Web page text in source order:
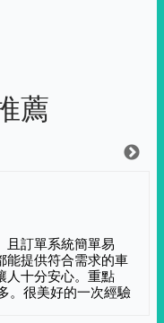
薦
且訂單系統簡單易
能提供符合需求的車
人十分安心。重點
。很美好的一次經驗